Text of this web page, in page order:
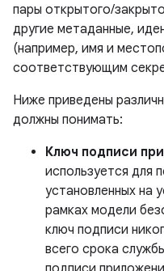
пары открытого/
другие метаданные,
(например, имя и
соответствующим
Ниже приведены
должны понимать:
Ключ подписи
используется для
установленных на
рамках модели
ключ подписи
всего срока